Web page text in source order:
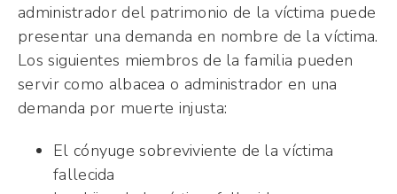
administrador del patrimonio de la víctima puede
presentar una demanda en nombre de la víctima.
Los siguientes miembros de la familia pueden
servir como albacea o administrador en una
demanda por muerte injusta:
El cónyuge sobreviviente de la víctima
fallecida